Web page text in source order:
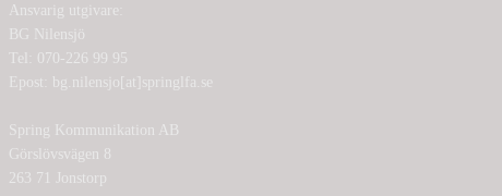
Ansvarig utgivare:
BG Nilensjö
Tel: 070-226 99 95
Epost: bg.nilensjo[at]springlfa.se
Spring Kommunikation AB
Görslövsvägen 8
263 71 Jonstorp